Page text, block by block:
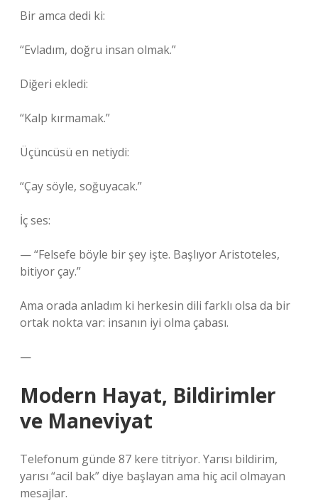
Bir amca dedi ki:
“Evladım, doğru insan olmak.”
Diğeri ekledi:
“Kalp kırmamak.”
Üçüncüsü en netiydi:
“Çay söyle, soğuyacak.”
İç ses:
— “Felsefe böyle bir şey işte. Başlıyor Aristoteles,
bitiyor çay.”
Ama orada anladım ki herkesin dili farklı olsa da bir
ortak nokta var: insanın iyi olma çabası.
—
Modern Hayat, Bildirimler
ve Maneviyat
Telefonum günde 87 kere titriyor. Yarısı bildirim,
yarısı “acil bak” diye başlayan ama hiç acil olmayan
mesajlar.